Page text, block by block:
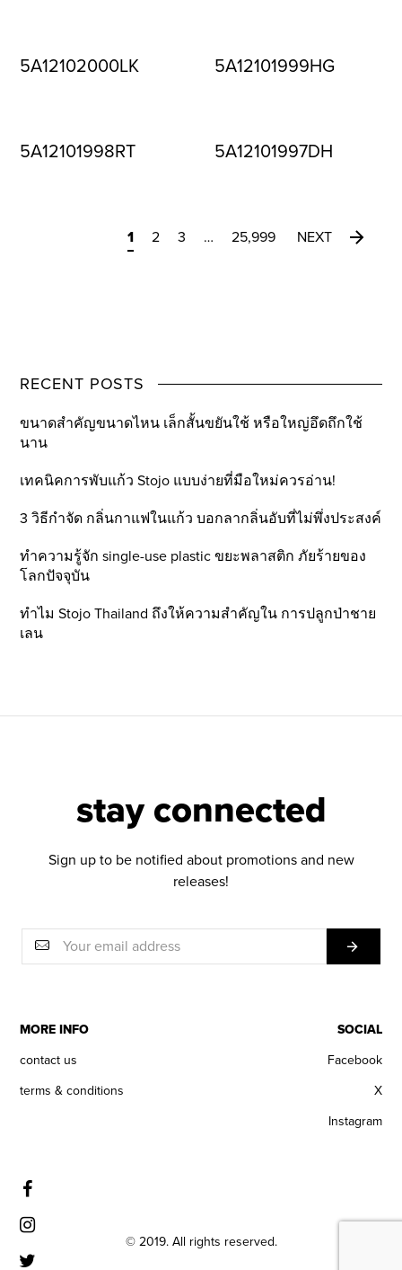
5A12102000LK 5A12101999HG
5A12101998RT 5A12101997DH
1 2 3 … 25,999 NEXT
RECENT POSTS
ขนาดสำคัญขนาดไหน เล็กสั้นขยันใช้ หรือใหญ่อึดถึกใช้
นาน
เทคนิคการพับแก้ว Stojo แบบง่ายที่มือใหม่ควรอ่าน!
3 วิธีกำจัด กลิ่นกาแฟในแก้ว บอกลากลิ่นอับที่ไม่พึ่งประสงค์
ทำความรู้จัก single-use plastic ขยะพลาสติก ภัยร้ายของ
โลกปัจจุบัน
ทำไม Stojo Thailand ถึงให้ความสำคัญใน การปลูกป่าชาย
เลน
stay connected
Sign up to be notified about promotions and new
releases!
MORE INFO
contact us
terms & conditions
SOCIAL
Facebook
X
Instagram
© 2019. All rights reserved.